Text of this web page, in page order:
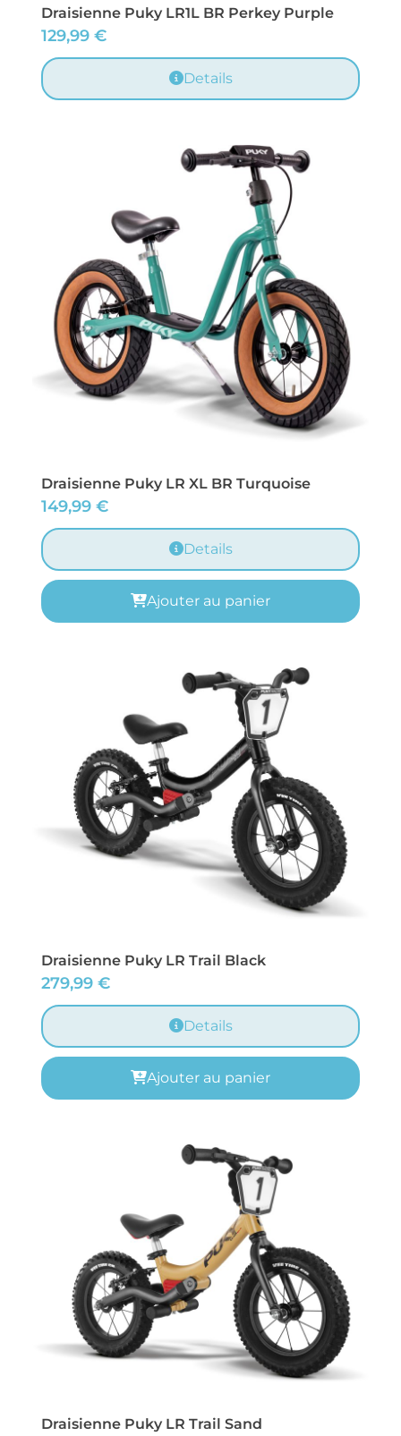
Draisienne Puky LR1L BR Perkey Purple
129,99 €
Details
Draisienne Puky LR XL BR Turquoise
149,99 €
Details
Ajouter au panier
Draisienne Puky LR Trail Black
279,99 €
Details
Ajouter au panier
Draisienne Puky LR Trail Sand